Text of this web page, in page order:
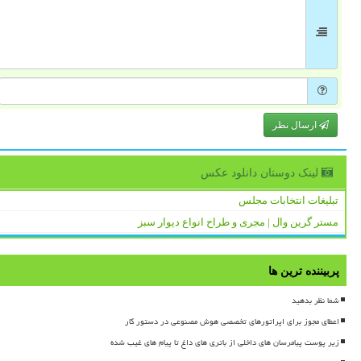
ارسال نظر
لینک دوستان دانلود عكس
تبلیغات انتخابات مجلس
مستر گرین وال | مجری و طراح انواع دیوار سبز
پربیننده ترین ها
شما نظر بدهید
اعطای مجوز برای اپراتورهای تخصصی هوش مصنوعی در دستور کار
زیر پوست پیامرسان های داخلی از باتری های داغ تا پیام های غیب شده